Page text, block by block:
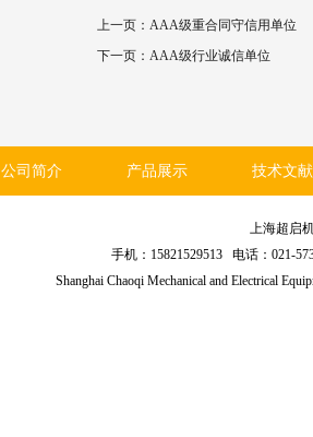
上一页： AAA级重合同守信用单位
下一页： AAA级行业诚信单位
公司简介 产品展示 技术文献
上海超启
手机：15821529513 电话：021-
Shanghai Chaoqi Mechanical and Electrical